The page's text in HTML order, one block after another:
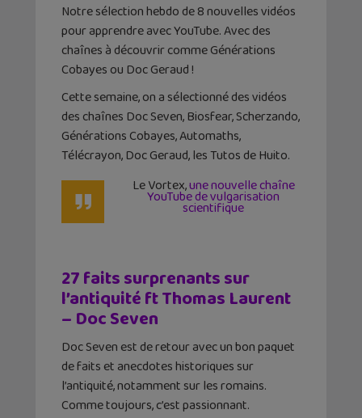
Notre sélection hebdo de 8 nouvelles vidéos
pour apprendre avec YouTube. Avec des
chaînes à découvrir comme Générations
Cobayes ou Doc Geraud !
Cette semaine, on a sélectionné des vidéos
des chaînes Doc Seven, Biosfear, Scherzando,
Générations Cobayes, Automaths,
Télécrayon, Doc Geraud, les Tutos de Huito.
Le Vortex,une nouvelle chaîne
YouTube de vulgarisation
scientifique
27 faits surprenants sur
l’antiquité ft Thomas Laurent
– Doc Seven
Doc Seven est de retour avec un bon paquet
de faits et anecdotes historiques sur
l’antiquité, notamment sur les romains.
Comme toujours, c’est passionnant.